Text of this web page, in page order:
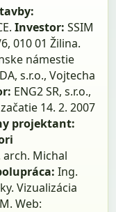
Investor: SSIM
010 01 Žilina.
námestie
s.r.o., Vojtecha
ENG2 SR, s.r.o.,
začatie 14. 2. 2007
projektant:
arch. Michal
Ing.
Vizualizácia
Web: